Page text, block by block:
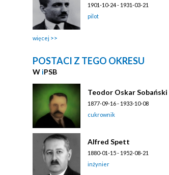
1901-10-24 - 1931-03-21
pilot
więcej
POSTACI Z TEGO OKRESU
W iPSB
Teodor Oskar Sobański
1877-09-16 - 1933-10-08
cukrownik
Alfred Spett
1880-01-15 - 1952-08-21
inżynier